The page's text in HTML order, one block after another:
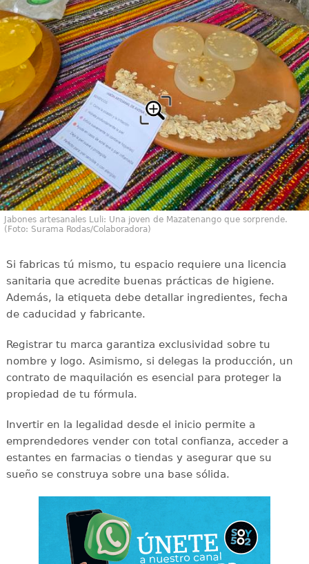
Jabones artesanales Luli: Una joven de Mazatenango que sorprende.
(Foto: Surama Rodas/Colaboradora)
Si fabricas tú mismo, tu espacio requiere una licencia
sanitaria que acredite buenas prácticas de higiene.
Además, la etiqueta debe detallar ingredientes, fecha
de caducidad y fabricante.
Registrar tu marca garantiza exclusividad sobre tu
nombre y logo. Asimismo, si delegas la producción, un
contrato de maquilación es esencial para proteger la
propiedad de tu fórmula.
Invertir en la legalidad desde el inicio permite a
emprendedores vender con total confianza, acceder a
estantes en farmacias o tiendas y asegurar que su
sueño se construya sobre una base sólida.